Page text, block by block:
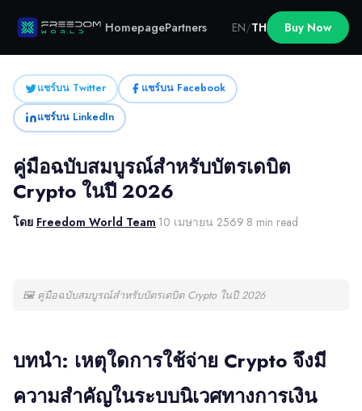
HomepagePartners EN/TH Buy Now
แชร์บน Twitter
แชร์บน Facebook
แชร์บน LinkedIn
คู่มือฉบับสมบูรณ์สำหรับบัตรเดบิต
Crypto ในปี 2026
โดย Freedom World Team·10 เมษายน 2569·8 min read
🖼 คู่มือฉบับสมบูรณ์สำหรับบัตรเดบิต Crypto ในปี 2026
บทนำ: เหตุใดการใช้จ่าย Crypto จึงมี
ความสำคัญในระบบนิเวศทางการเงิน